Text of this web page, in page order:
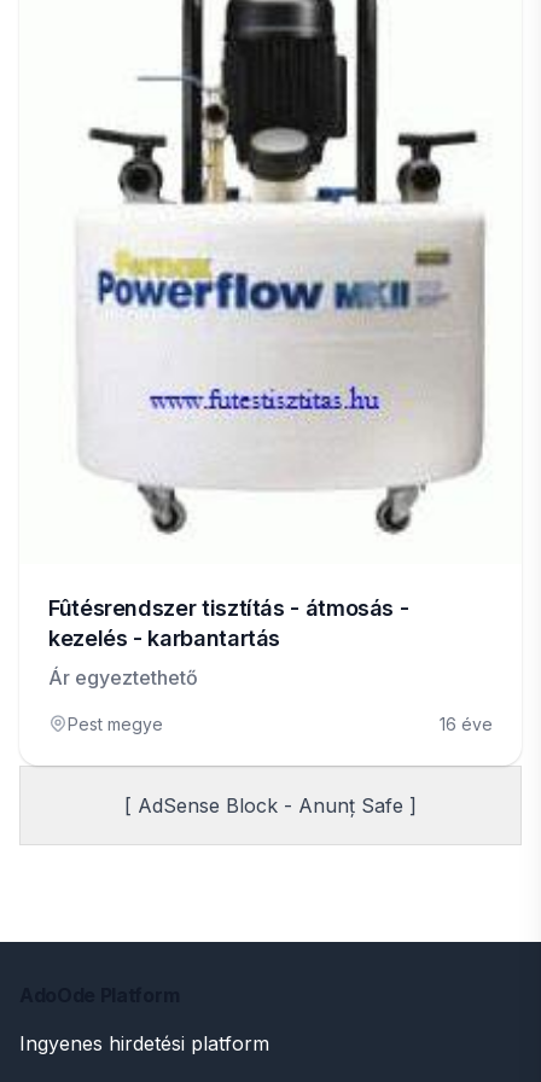
Fûtésrendszer tisztítás - átmosás -
kezelés - karbantartás
Ár egyeztethető
Pest megye 16 éve
[ AdSense Block - Anunț Safe ]
Ingyenes hirdetési platform